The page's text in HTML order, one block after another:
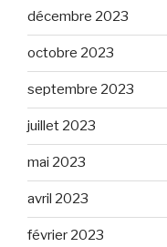
décembre 2023
octobre 2023
septembre 2023
juillet 2023
mai 2023
avril 2023
février 2023